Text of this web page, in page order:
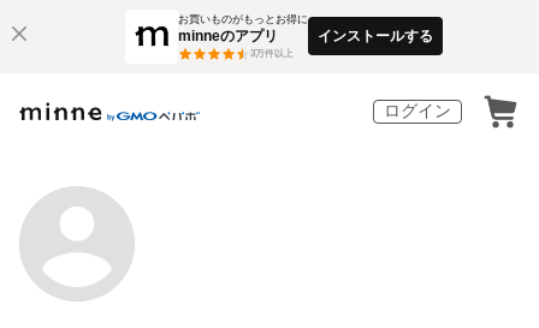
お買いものがもっとお得に
minneのアプリ
3万件以上
インストールする
ログイン